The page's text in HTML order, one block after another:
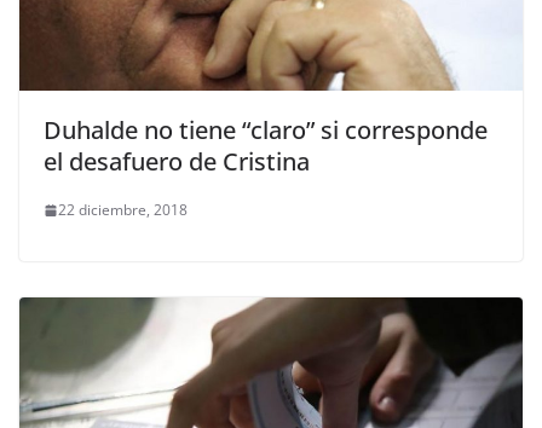
Duhalde no tiene “claro” si corresponde
el desafuero de Cristina
22 diciembre, 2018